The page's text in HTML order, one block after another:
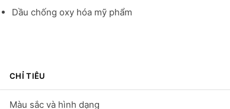
Dầu chống oxy hóa mỹ phẩm
CHỈ TIÊU
Màu sắc và hình dạng